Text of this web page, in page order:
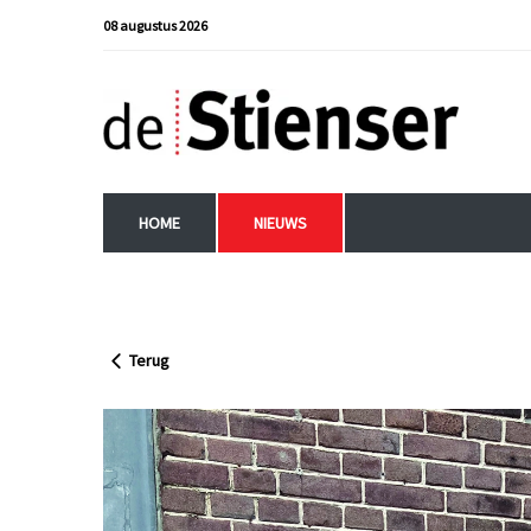
08 augustus 2026
HOME NIEUWS
Terug